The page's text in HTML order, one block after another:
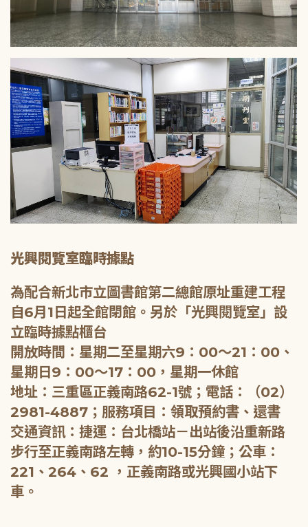
光興閱覽室臨時據點
為配合新北市立圖書館第二總館原址重建工程
自6月1日起全館閉館。另於「光興閱覽室」設
立臨時據點櫃台
開放時間：星期二至星期六9：00～21：00、
星期日9：00～17：00，星期一休館
地址：三重區正義南路62-1號；電話：（02）
2981-4887；服務項目：領取預約書、還書
交通資訊：捷運：台北橋站－出站後沿重新路
步行至正義南路左轉，約10-15分鐘；公車：
221、264、62 ，正義南路或光興國小站下
車。